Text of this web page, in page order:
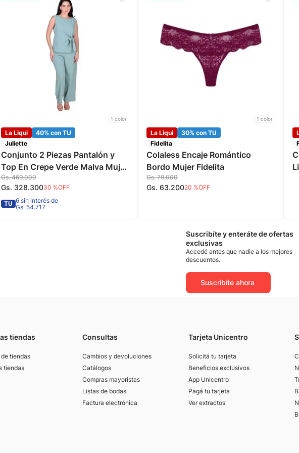
1 color
La Liqui
40% con TU
Juliette
Conjunto 2 Piezas Pantalón y
Top En Crepe Verde Malva Mujer
Juliette
Gs. 469.000
Gs. 328.30030 %OFF
TU 6 sin interés de
Gs. 54.717
1 color
La Liqui
30% con TU
Fidelita
Colaless Encaje Romántico
Bordo Mujer Fidelita
Gs. 79.000
Gs. 63.20020 %OFF
Suscribíte y enteráte de ofertas
exclusivas
Accedé antes que nadie a los mejores
descuentos.
Suscribíte ahora
tiendas
tiendas
tiendas
Consultas
Cambios y devoluciones
Catálogos
Compras mayoristas
Listas de bodas
Factura electrónica
Tarjeta Unicentro
Solicitá tu tarjeta
Beneficios exclusivos
App Unicentro
Pagá tu tarjeta
Ver extractos